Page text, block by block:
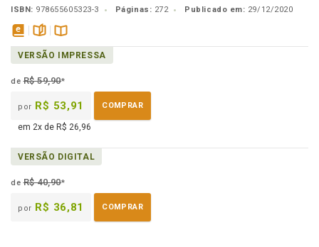
ISBN: 978655605323-3 Páginas: 272 Publicado em: 29/12/2020
disponível
em
páginasDisponível
na
VERSÃO IMPRESSA
deR$ 59,90*
por R$ 53,91 COMPRAR
em 2x de R$ 26,96
VERSÃO DIGITAL
deR$ 40,90*
por R$ 36,81 COMPRAR